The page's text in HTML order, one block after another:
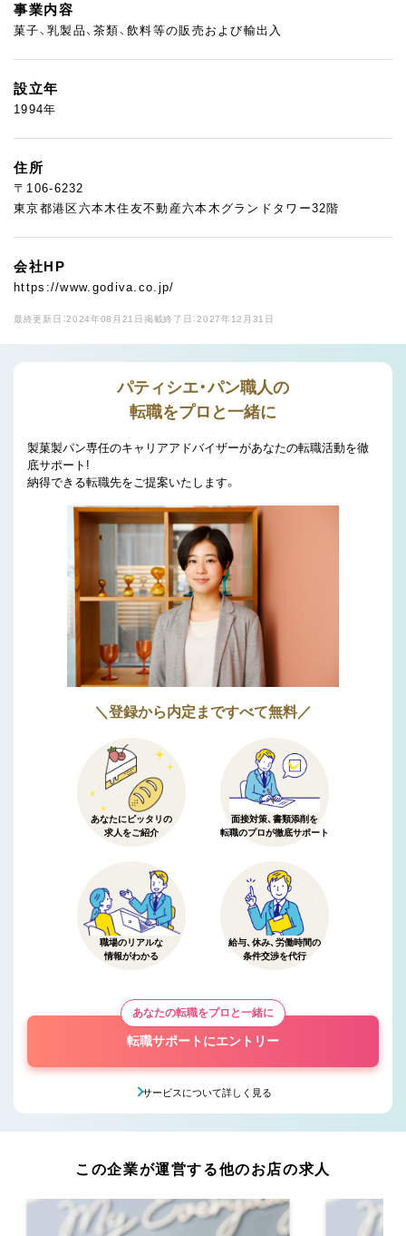
事業内容
菓子、乳製品、茶類、飲料等の販売および輸出入
設立年
1994年
住所
〒106-6232
東京都港区六本木住友不動産六本木グランドタワー32階
会社HP
https://www.godiva.co.jp/
最終更新日：2024年08月21日 掲載終了日：2027年12月31日
パティシエ・パン職人の
転職をプロと一緒に
製菓製パン専任のキャリアアドバイザーがあなたの転職活動を徹
底サポート!
納得できる転職先をご提案いたします。
＼登録から内定まですべて無料／
あなたにピッタリの
求人をご紹介
面接対策、書類添削を
転職のプロが徹底サポート
職場のリアルな
情報がわかる
給与、休み、労働時間の
条件交渉を代行
あなたの転職をプロと一緒に
転職サポートにエントリー
サービスについて詳しく見る
この企業が運営する他のお店の求人